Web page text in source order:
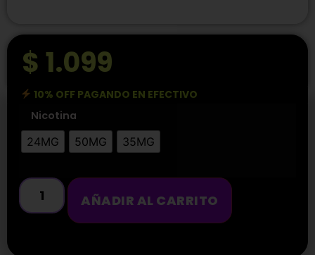
$ 1.099
10% OFF PAGANDO EN EFECTIVO
Nicotina
24MG
50MG 35MG
AÑADIR AL CARRITO